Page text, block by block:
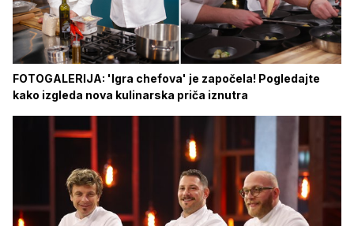
FOTOGALERIJA: 'Igra chefova' je započela! Pogledajte
kako izgleda nova kulinarska priča iznutra